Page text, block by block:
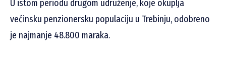
U istom periodu drugom udruženje, koje okuplja
većinsku penzionersku populaciju u Trebinju, odobreno
je najmanje 48.800 maraka.